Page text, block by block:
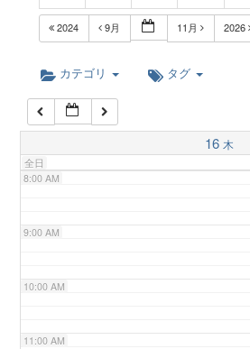
2024 9月 11月 2026
カテゴリ タグ
16 木
全日
5:00 AM
6:00 AM
7:00 AM
8:00 AM
9:00 AM
10:00 AM
11:00 AM